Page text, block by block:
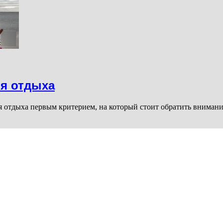
отдыха
первым критерием, на который стоит обратить